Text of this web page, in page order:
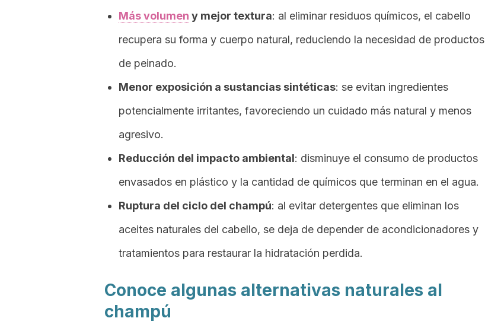
Más volumen y mejor textura: al eliminar residuos químicos, el cabello
recupera su forma y cuerpo natural, reduciendo la necesidad de productos
de peinado.
Menor exposición a sustancias sintéticas: se evitan ingredientes
potencialmente irritantes, favoreciendo un cuidado más natural y menos
agresivo.
Reducción del impacto ambiental: disminuye el consumo de productos
envasados en plástico y la cantidad de químicos que terminan en el agua.
Ruptura del ciclo del champú: al evitar detergentes que eliminan los
aceites naturales del cabello, se deja de depender de acondicionadores y
tratamientos para restaurar la hidratación perdida.
Conoce algunas alternativas naturales al
champú